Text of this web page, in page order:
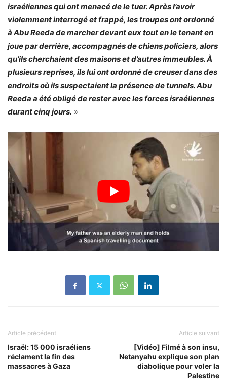
israéliennes qui ont menacé de le tuer. Après l’avoir
violemment interrogé et frappé, les troupes ont ordonné
à Abu Reeda de marcher devant eux tout en le tenant en
joue par derrière, accompagnés de chiens policiers, alors
qu’ils cherchaient des maisons et d’autres immeubles. À
plusieurs reprises, ils lui ont ordonné de creuser dans des
endroits où ils suspectaient la présence de tunnels. Abu
Reeda a été obligé de rester avec les forces israéliennes
durant cinq jours. »
Article précédent
Israël: 15 000 israéliens
réclament la fin des
massacres à Gaza
Article suivant
[Vidéo] Filmé à son insu,
Netanyahu explique son plan
diabolique pour voler la
Palestine